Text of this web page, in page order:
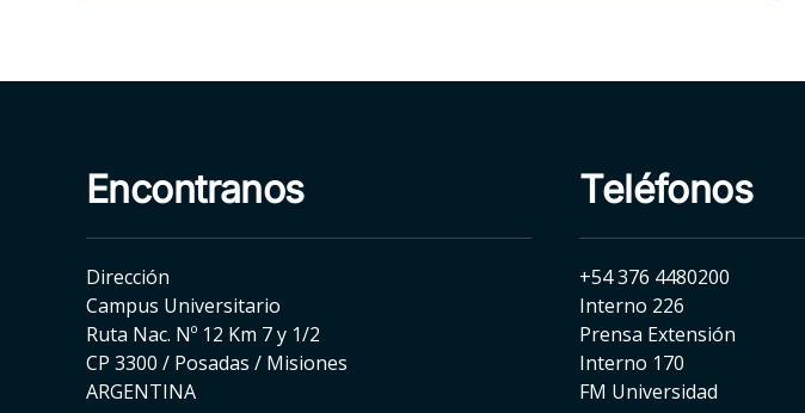
Encontranos
Dirección
Campus Universitario
Ruta Nac. Nº 12 Km 7 y 1/2
CP 3300 / Posadas / Misiones
ARGENTINA
Teléfonos
+54 376 4480200
Interno 226
Prensa Extensión
Interno 170
FM Universidad